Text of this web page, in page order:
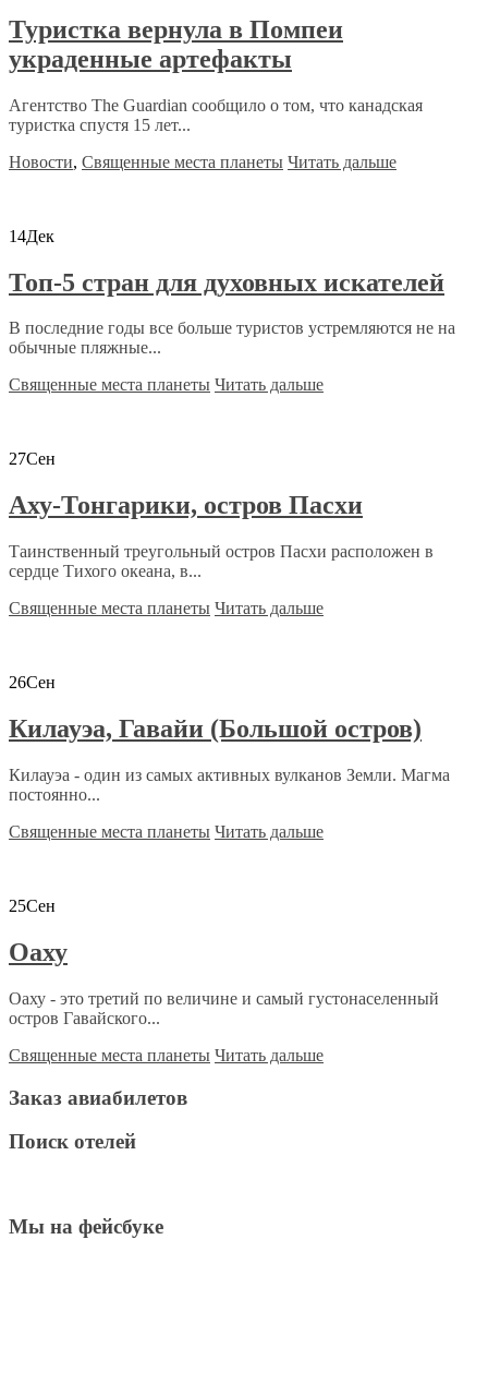
Туристка вернула в Помпеи
украденные артефакты
Агентство The Guardian сообщило о том, что канадская
туристка спустя 15 лет...
Новости, Священные места планеты Читать дальше
14Дек
Топ-5 стран для духовных искателей
В последние годы все больше туристов устремляются не на
обычные пляжные...
Священные места планеты Читать дальше
27Сен
Аху-Тонгарики, остров Пасхи
Таинственный треугольный остров Пасхи расположен в
сердце Тихого океана, в...
Священные места планеты Читать дальше
26Сен
Килауэа, Гавайи (Большой остров)
Килауэа - один из самых активных вулканов Земли. Магма
постоянно...
Священные места планеты Читать дальше
25Сен
Оаху
Оаху - это третий по величине и самый густонаселенный
остров Гавайского...
Священные места планеты Читать дальше
Заказ авиабилетов
Поиск отелей
Мы на фейсбуке